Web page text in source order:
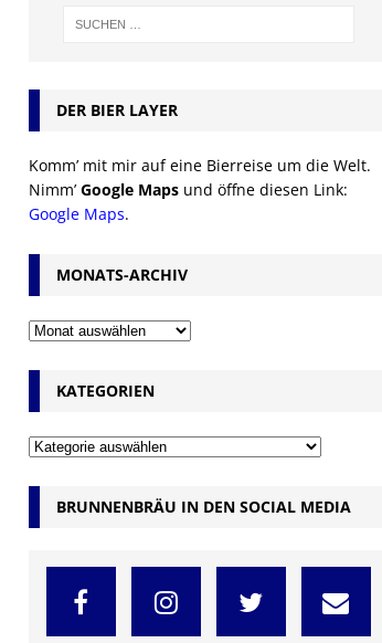
DER BIER LAYER
Komm’ mit mir auf eine Bierreise um die Welt.
Nimm’ Google Maps und öffne diesen Link:
Google Maps.
MONATS-ARCHIV
KATEGORIEN
BRUNNENBRÄU IN DEN SOCIAL MEDIA